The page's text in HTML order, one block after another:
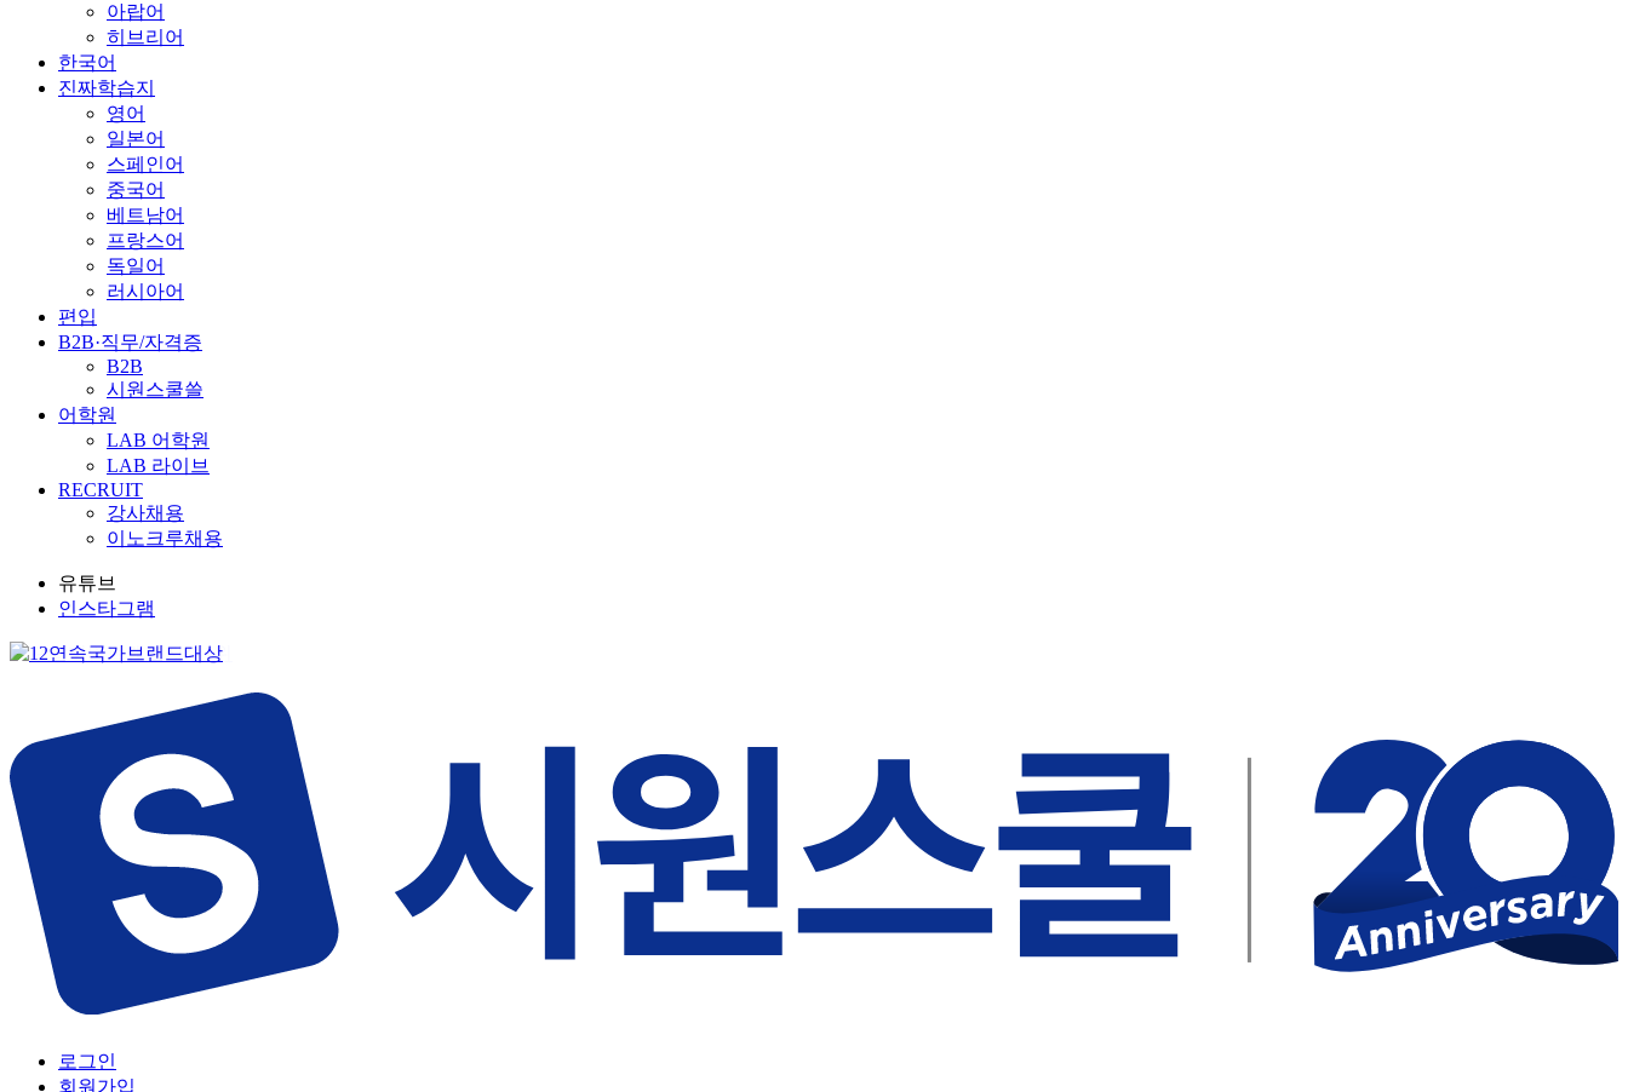
아랍어
히브리어
한국어
진짜학습지
영어
일본어
스페인어
중국어
베트남어
프랑스어
독일어
러시아어
편입
B2B·직무/자격증
B2B
시원스쿨쓸
어학원
LAB 어학원
LAB 라이브
RECRUIT
강사채용
이노크루채용
유튜브
인스타그램
로그인
회원가입